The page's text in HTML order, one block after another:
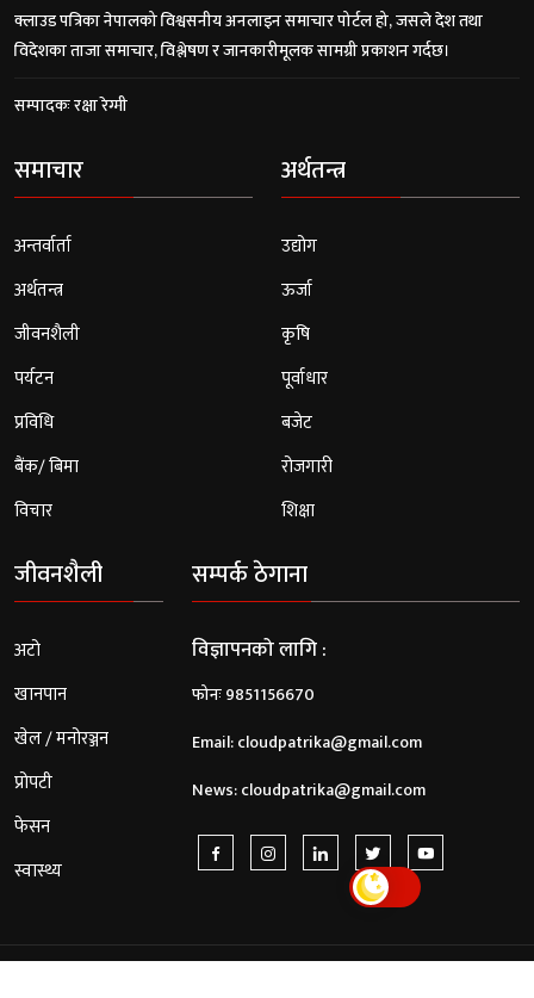
क्लाउड पत्रिका नेपालको विश्वसनीय अनलाइन समाचार पोर्टल हो, जसले देश तथा
विदेशका ताजा समाचार, विश्लेषण र जानकारीमूलक सामग्री प्रकाशन गर्दछ।
सम्पादकः रक्षा रेग्मी
समाचार
अन्तर्वार्ता
अर्थतन्त्र
जीवनशैली
पर्यटन
प्रविधि
बैंक/ बिमा
विचार
अर्थतन्त्र
उद्योग
ऊर्जा
कृषि
पूर्वाधार
बजेट
रोजगारी
शिक्षा
जीवनशैली
अटो
खानपान
खेल / मनोरञ्जन
प्रोपटी
फेसन
स्वास्थ्य
सम्पर्क ठेगाना
विज्ञापनको लागि :
फोनः 9851156670
Email:cloudpatrika@gmail.com
News:cloudpatrika@gmail.com